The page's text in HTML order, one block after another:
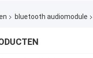
bluetooth audiomodule